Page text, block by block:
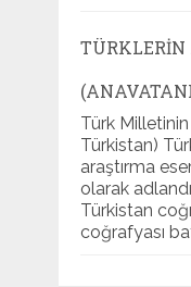
TÜRKLERIN
Türk
Türkistan)
araştırma
olarak
Türkistan
coğrafyası